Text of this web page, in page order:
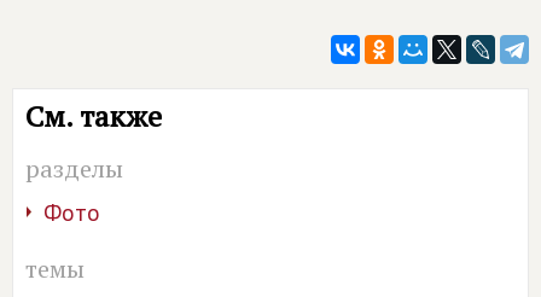
См. также
разделы
Фото
темы